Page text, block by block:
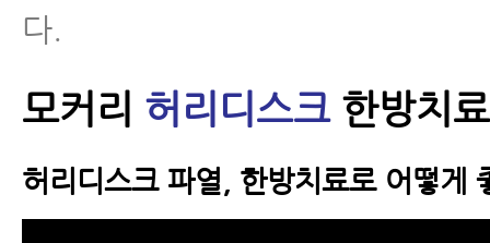
다.
모커리 허리디스크한방치료
허리디스크 파열, 한방치료로 어떻게